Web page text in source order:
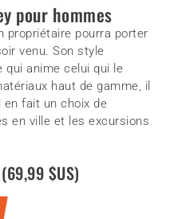
pour hommes
propriétaire pourra porter
venu. Son style
qui anime celui qui le
haut de gamme, il
fait un choix de
en ville et les excursions
$US)